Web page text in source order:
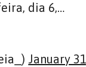
dia 6,…
January